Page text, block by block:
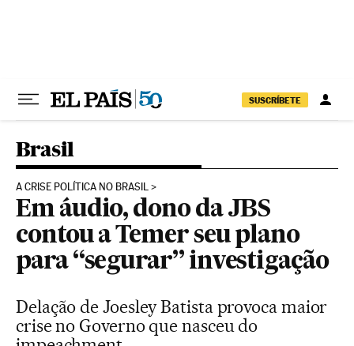
SUSCRÍBETE
Brasil
A CRISE POLÍTICA NO BRASIL
Em áudio, dono da JBS
contou a Temer seu plano
para “segurar” investigação
Delação de Joesley Batista provoca maior
crise no Governo que nasceu do